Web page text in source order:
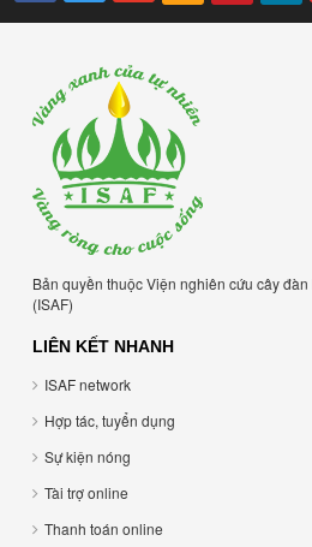
Bản quyền thuộc Viện nghiên cứu cây
(ISAF)
LIÊN KẾT NHANH
ISAF network
Hợp tác, tuyển dụng
Sự kiện nóng
Tài trợ online
Thanh toán online